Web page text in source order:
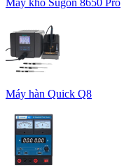
Máy khò Sugon 8650 Pro
Máy hàn Quick Q8